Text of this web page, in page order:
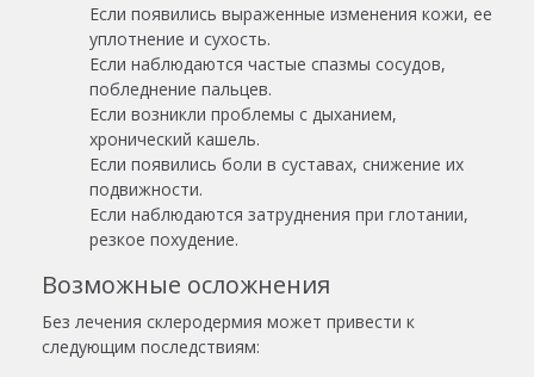
Если появились выраженные изменения кожи, ее
уплотнение и сухость.
Если наблюдаются частые спазмы сосудов,
побледнение пальцев.
Если возникли проблемы с дыханием,
хронический кашель.
Если появились боли в суставах, снижение их
подвижности.
Если наблюдаются затруднения при глотании,
резкое похудение.
Возможные осложнения
Без лечения склеродермия может привести к
следующим последствиям: